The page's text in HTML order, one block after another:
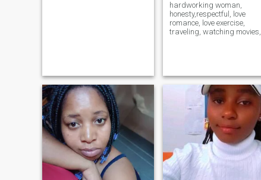
hardworking woman,
honesty,respectful, love
romance, love exercise,
traveling, watching movies,